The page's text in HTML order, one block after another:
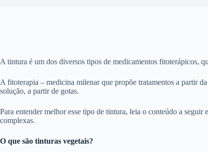
A tintura é um dos diversos tipos de medicamentos fitoterápicos,
A fitoterapia – medicina milenar que propõe tratamentos a partir
solução, a partir de gotas.
Para entender melhor esse tipo de tintura, leia o conteúdo a seguir
complexas.
O que são tinturas vegetais?